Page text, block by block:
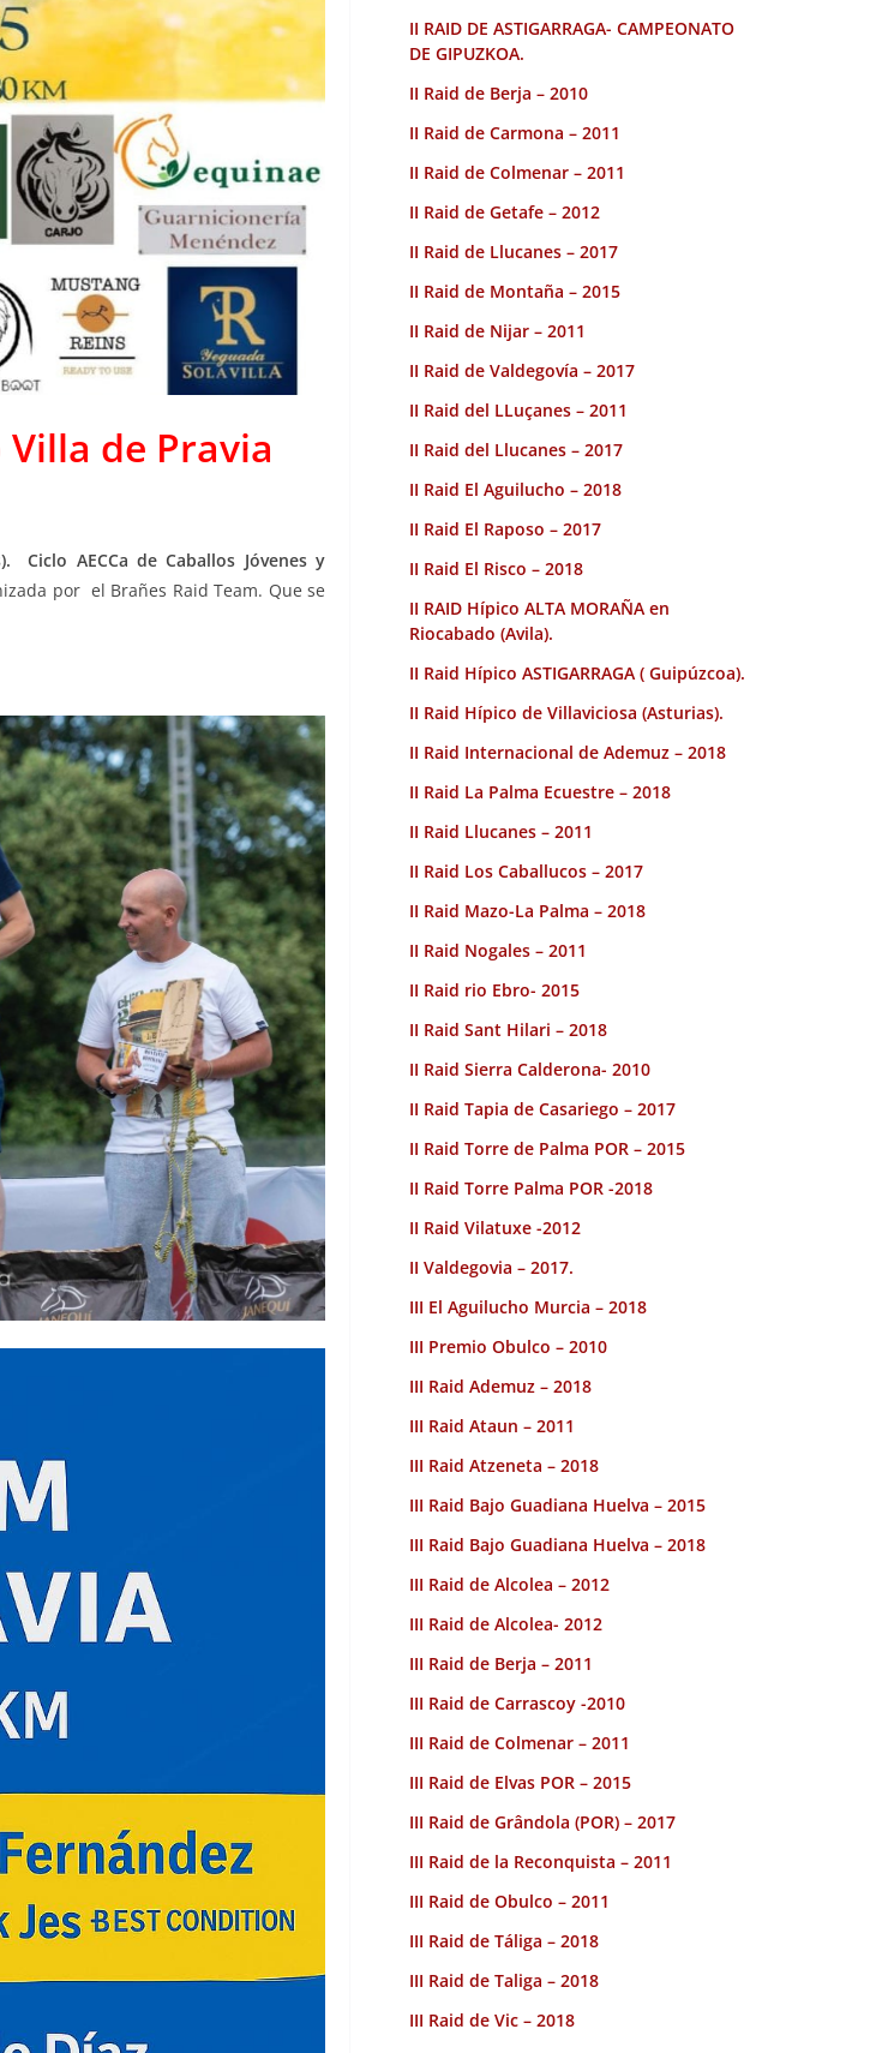
de Pravia
Ciclo AECCa de Caballos Jóvenes y
por el Brañes Raid Team. Que se
II RAID DE ASTIGARRAGA- CAMPEONATO
DE GIPUZKOA.
II Raid de Berja – 2010
II Raid de Carmona – 2011
II Raid de Colmenar – 2011
II Raid de Getafe – 2012
II Raid de Llucanes – 2017
II Raid de Montaña – 2015
II Raid de Nijar – 2011
II Raid de Valdegovía – 2017
II Raid del LLuçanes – 2011
II Raid del Llucanes – 2017
II Raid El Aguilucho – 2018
II Raid El Raposo – 2017
II Raid El Risco – 2018
II RAID Hípico ALTA MORAÑA en
Riocabado (Avila).
II Raid Hípico ASTIGARRAGA ( Guipúzcoa).
II Raid Hípico de Villaviciosa (Asturias).
II Raid Internacional de Ademuz – 2018
II Raid La Palma Ecuestre – 2018
II Raid Llucanes – 2011
II Raid Los Caballucos – 2017
II Raid Mazo-La Palma – 2018
II Raid Nogales – 2011
II Raid rio Ebro- 2015
II Raid Sant Hilari – 2018
II Raid Sierra Calderona- 2010
II Raid Tapia de Casariego – 2017
II Raid Torre de Palma POR – 2015
II Raid Torre Palma POR -2018
II Raid Vilatuxe -2012
II Valdegovia – 2017.
III El Aguilucho Murcia – 2018
III Premio Obulco – 2010
III Raid Ademuz – 2018
III Raid Ataun – 2011
III Raid Atzeneta – 2018
III Raid Bajo Guadiana Huelva – 2015
III Raid Bajo Guadiana Huelva – 2018
III Raid de Alcolea – 2012
III Raid de Alcolea- 2012
III Raid de Berja – 2011
III Raid de Carrascoy -2010
III Raid de Colmenar – 2011
III Raid de Elvas POR – 2015
III Raid de Grândola (POR) – 2017
III Raid de la Reconquista – 2011
III Raid de Obulco – 2011
III Raid de Táliga – 2018
III Raid de Taliga – 2018
III Raid de Vic – 2018